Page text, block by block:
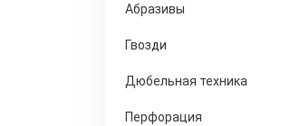
Абразивы
Гвозди
Дюбельная техника
Перфорация